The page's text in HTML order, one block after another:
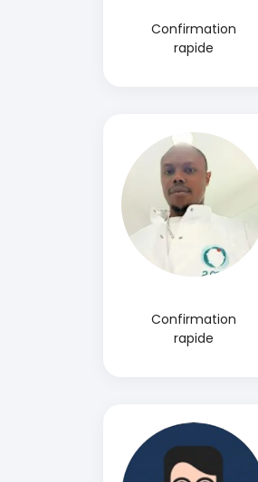
Confirmation
rapide
Confirmation
rapide